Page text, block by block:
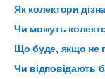
Як колектори
Чи можуть
Що буде, якщо не
Чи відповідають